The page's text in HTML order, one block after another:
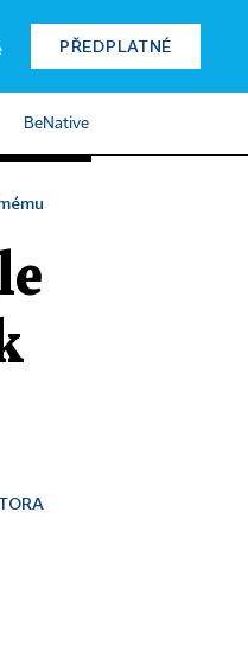
PŘEDPLATNÉ
BeNative